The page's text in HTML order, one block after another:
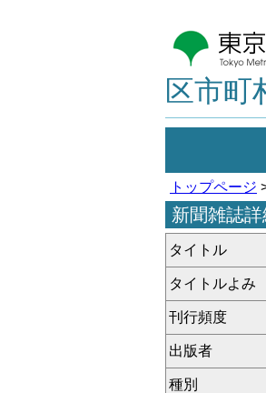
区市町
トップページ
新聞雑誌詳
タイトル
タイトルよみ
刊行頻度
出版者
種別